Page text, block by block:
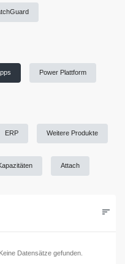
Attach
ERP Weitere Produkte
Power Plattform
sort
Keine Datensätze gefunden.